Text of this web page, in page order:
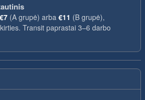
€7 (A grupė) arba €11 (B grupė),
Transit paprastai 3–6 darbo